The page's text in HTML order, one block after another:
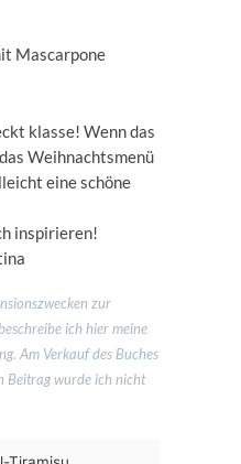
klasse! Wenn das
Weihnachtsmenü
eine schöne
inspirieren!
zur
ich hier meine
Am Verkauf des Buches
Beitrag wurde ich nicht